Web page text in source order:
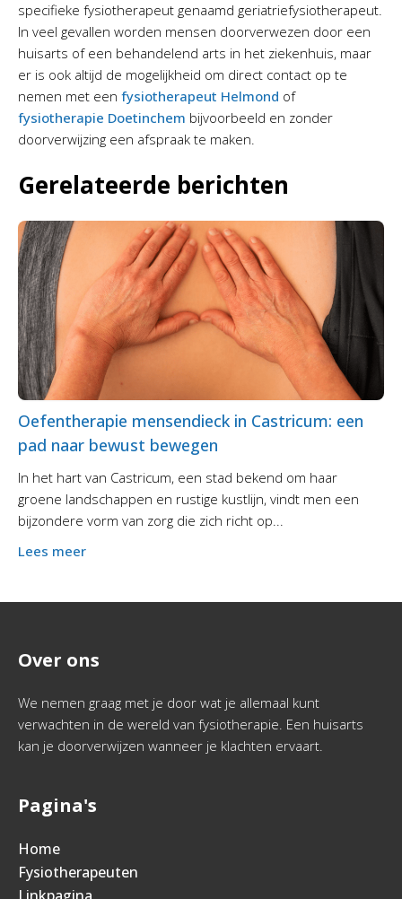
specifieke fysiotherapeut genaamd geriatriefysiotherapeut.
In veel gevallen worden mensen doorverwezen door een
huisarts of een behandelend arts in het ziekenhuis, maar
er is ook altijd de mogelijkheid om direct contact op te
nemen met een fysiotherapeut Helmond of
fysiotherapie Doetinchem bijvoorbeeld en zonder
doorverwijzing een afspraak te maken.
Gerelateerde berichten
Oefentherapie mensendieck in Castricum: een
pad naar bewust bewegen
In het hart van Castricum, een stad bekend om haar
groene landschappen en rustige kustlijn, vindt men een
bijzondere vorm van zorg die zich richt op...
Lees meer
Over ons
We nemen graag met je door wat je allemaal kunt
verwachten in de wereld van fysiotherapie. Een huisarts
kan je doorverwijzen wanneer je klachten ervaart.
Pagina's
Home
Fysiotherapeuten